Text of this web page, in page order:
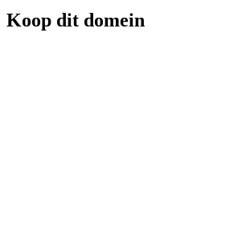
Koop dit domein